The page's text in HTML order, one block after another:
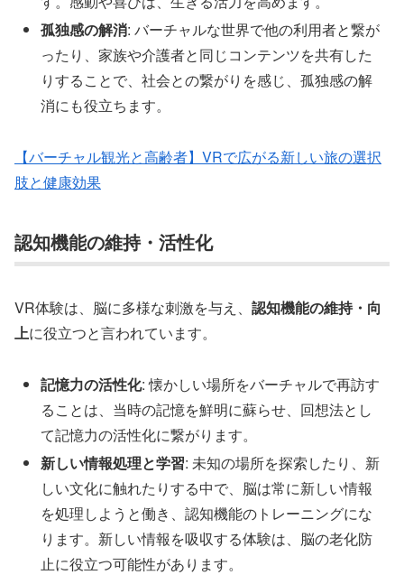
孤独感の解消: バーチャルな世界で他の利用者と繋が
ったり、家族や介護者と同じコンテンツを共有した
りすることで、社会との繋がりを感じ、孤独感の解
消にも役立ちます。
【バーチャル観光と高齢者】VRで広がる新しい旅の選択
肢と健康効果
認知機能の維持・活性化
VR体験は、脳に多様な刺激を与え、 認知機能の維持・向
上に役立つと言われています。
記憶力の活性化: 懐かしい場所をバーチャルで再訪す
ることは、当時の記憶を鮮明に蘇らせ、回想法とし
て記憶力の活性化に繋がります。
新しい情報処理と学習: 未知の場所を探索したり、新
しい文化に触れたりする中で、脳は常に新しい情報
を処理しようと働き、認知機能のトレーニングにな
ります。新しい情報を吸収する体験は、脳の老化防
止に役立つ可能性があります。